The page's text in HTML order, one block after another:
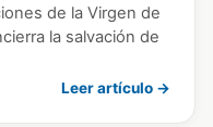
de la Virgen de
la salvación de
Leer artículo →